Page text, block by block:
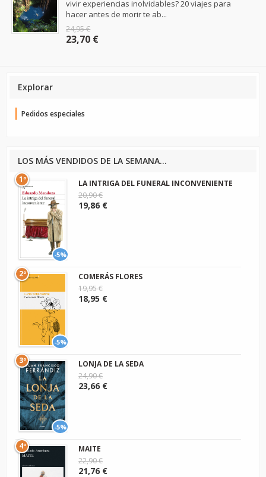
vivir experiencias inolvidables? 20 viajes para
hacer antes de morir te ab...
24,95 €
23,70 €
Explorar
Pedidos especiales
LOS MÁS VENDIDOS DE LA SEMANA...
-5%
1º
LA INTRIGA DEL FUNERAL INCONVENIENTE
20,90 €
19,86 €
-5%
2º
COMERÁS FLORES
19,95 €
18,95 €
-5%
3º
LONJA DE LA SEDA
24,90 €
23,66 €
4º
MAITE
22,90 €
21,76 €